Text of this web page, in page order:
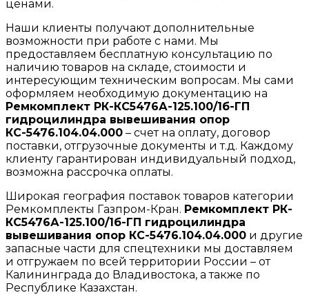
ценами.
Наши клиенты получают дополнительные
возможности при работе с нами. Мы
предоставляем бесплатную консультацию по
наличию товаров на складе, стоимости и
интересующим техническим вопросам. Мы сами
оформляем необходимую документацию на
Ремкомплект РК-КС5476А-125.100/1б-ГП
гидроцилиндра вывешивания опор
КС-5476.104.04.000 – счет на оплату, договор
поставки, отгрузочные документы и т.д. Каждому
клиенту гарантирован индивидуальный подход,
возможна рассрочка оплаты.
Широкая география поставок товаров категории
Ремкомплекты Газпром-Кран. Ремкомплект РК-
КС5476А-125.100/1б-ГП гидроцилиндра
вывешивания опор КС-5476.104.04.000 и другие
запасные части для спецтехники мы доставляем
и отгружаем по всей территории России – от
Калининграда до Владивостока, а также по
Республике Казахстан.